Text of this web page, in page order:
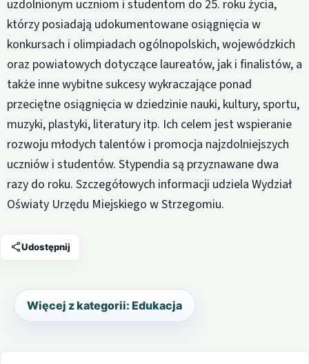
uzdolnionym uczniom i studentom do 25. roku życia,
którzy posiadają udokumentowane osiągnięcia w
konkursach i olimpiadach ogólnopolskich, wojewódzkich
oraz powiatowych dotyczące laureatów, jak i finalistów, a
także inne wybitne sukcesy wykraczające ponad
przeciętne osiągnięcia w dziedzinie nauki, kultury, sportu,
muzyki, plastyki, literatury itp. Ich celem jest wspieranie
rozwoju młodych talentów i promocja najzdolniejszych
uczniów i studentów. Stypendia są przyznawane dwa
razy do roku. Szczegółowych informacji udziela Wydział
Oświaty Urzędu Miejskiego w Strzegomiu.
Udostępnij
Więcej z kategorii: Edukacja